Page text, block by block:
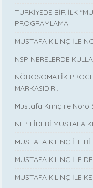
TÜRKİYEDE BİR İLK
PROGRAMLAMA
MUSTAFA KILINÇ İLE
NSP NERELERDE
NÖROSOMATİK
MARKASIDIR…
Mustafa Kılınç ile
NLP LİDERİ MUSTAFA
MUSTAFA KILINÇ İLE
MUSTAFA KILINÇ İLE
MUSTAFA KILINÇ İLE